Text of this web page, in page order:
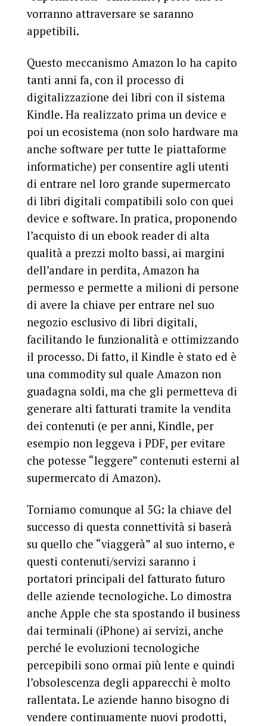
vorranno attraversare se saranno
appetibili.
Questo meccanismo Amazon lo ha capito
tanti anni fa, con il processo di
digitalizzazione dei libri con il sistema
Kindle. Ha realizzato prima un device e
poi un ecosistema (non solo hardware ma
anche software per tutte le piattaforme
informatiche) per consentire agli utenti
di entrare nel loro grande supermercato
di libri digitali compatibili solo con quei
device e software. In pratica, proponendo
l’acquisto di un ebook reader di alta
qualità a prezzi molto bassi, ai margini
dell’andare in perdita, Amazon ha
permesso e permette a milioni di persone
di avere la chiave per entrare nel suo
negozio esclusivo di libri digitali,
facilitando le funzionalità e ottimizzando
il processo. Di fatto, il Kindle è stato ed è
una commodity sul quale Amazon non
guadagna soldi, ma che gli permetteva di
generare alti fatturati tramite la vendita
dei contenuti (e per anni, Kindle, per
esempio non leggeva i PDF, per evitare
che potesse “leggere” contenuti esterni al
supermercato di Amazon).
Torniamo comunque al 5G: la chiave del
successo di questa connettività si baserà
su quello che “viaggerà” al suo interno, e
questi contenuti/servizi saranno i
portatori principali del fatturato futuro
delle aziende tecnologiche. Lo dimostra
anche Apple che sta spostando il business
dai terminali (iPhone) ai servizi, anche
perché le evoluzioni tecnologiche
percepibili sono ormai più lente e quindi
l’obsolescenza degli apparecchi è molto
rallentata. Le aziende hanno bisogno di
vendere continuamente nuovi prodotti,